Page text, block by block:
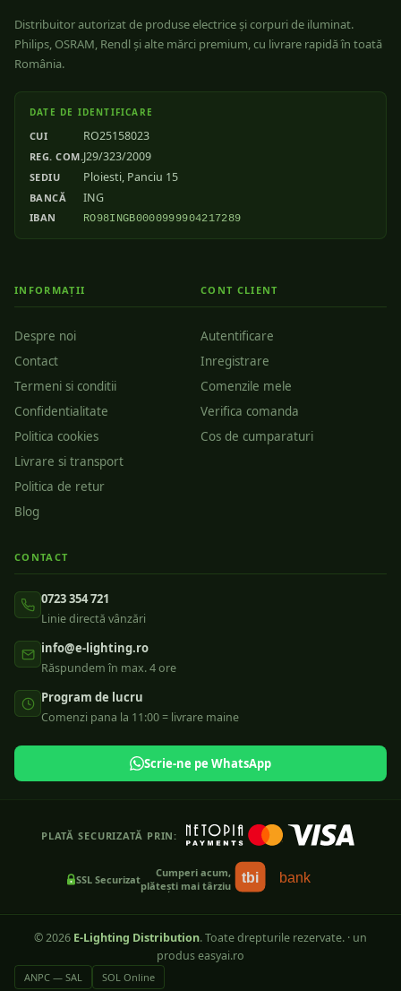
Distribuitor autorizat de produse electrice și corpuri de iluminat.
Philips, OSRAM, Rendl și alte mărci premium, cu livrare rapidă în toată
România.
DATE DE IDENTIFICARE
CUI RO25158023
REG. COM.J29/323/2009
SEDIU Ploiesti, Panciu 15
BANCĂ ING
IBAN RO98INGB0000999904217289
INFORMAȚII
Despre noi
Contact
Termeni si conditii
Confidentialitate
Politica cookies
Livrare si transport
Politica de retur
Blog
CONT CLIENT
Autentificare
Inregistrare
Comenzile mele
Verifica comanda
Cos de cumparaturi
CONTACT
0723 354 721
Linie directă vânzări
info@e-lighting.ro
Răspundem în max. 4 ore
Program de lucru
Comenzi pana la 11:00 = livrare maine
Scrie-ne pe WhatsApp
PLATĂ SECURIZATĂ PRIN:
SSL Securizat
Cumperi acum,
plătești mai târziu
tbi bank
©2026 E-Lighting Distribution. Toate drepturile rezervate. · un
produs easyai.ro
ANPC — SAL SOL Online